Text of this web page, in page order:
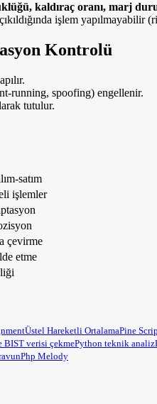
kaldıraç oranı, marj
işlem yapılmayabilir
Kontrolü
running, spoofing) engellenir.
tutulur.
satım
işlemler
çevirme
etme
Üstel Hareketli OrtalamaPine
BIST verisi çekmePython teknik analiz
Php Melody